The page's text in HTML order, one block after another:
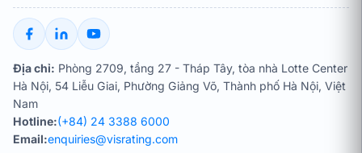
Địa chỉ: Phòng 2709, tầng 27 - Tháp Tây, tòa nhà Lotte Center
Hà Nội, 54 Liễu Giai, Phường Giảng Võ, Thành phố Hà Nội, Việt
Nam
Hotline:(+84) 24 3388 6000
Email:enquiries@visrating.com